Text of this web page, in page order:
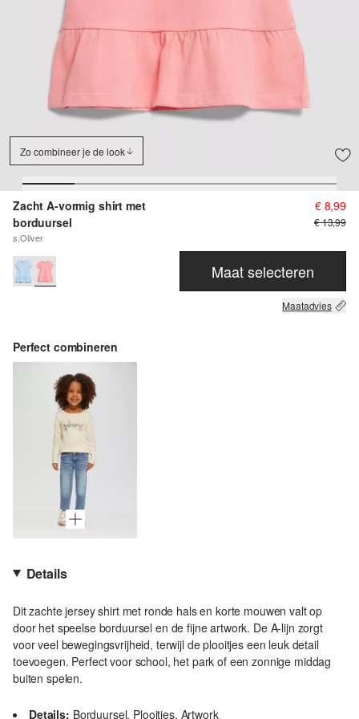
Zo combineer je de look
Zacht A-vormig shirt met
borduursel
s.Oliver
€ 8,99
€ 13,99
Maat selecteren
Maatadvies
Perfect combineren
Details
Dit zachte jersey shirt met ronde hals en korte mouwen valt op
door het speelse borduursel en de fijne artwork. De A-lijn zorgt
voor veel bewegingsvrijheid, terwijl de plooitjes een leuk detail
toevoegen. Perfect voor school, het park of een zonnige middag
buiten spelen.
Details: Borduursel, Plooitjes, Artwork